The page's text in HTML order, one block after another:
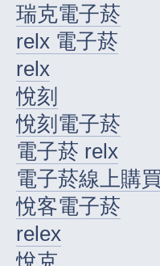
瑞克電子菸
relx 電子菸
relx
悅刻
悅刻電子菸
電子菸 relx
電子菸線上購
悅客電子菸
relex